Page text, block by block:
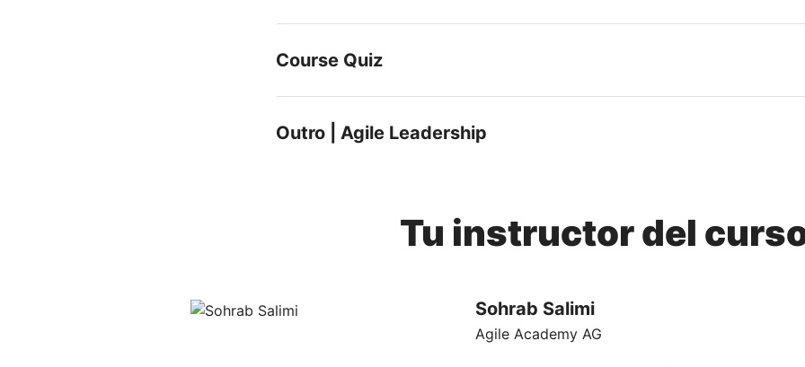
Course Quiz
Outro | Agile Leadership
Tu instructor del
Sohrab Salimi
Agile Academy AG